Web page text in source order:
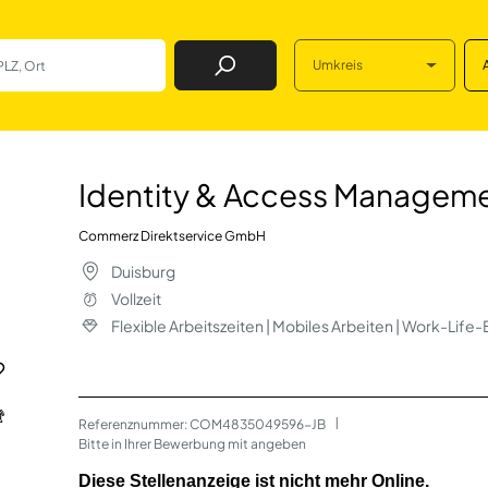
Job Finden Umkreis
Management
Identity & Access
Commerz Direktservice GmbH
Duisburg
Vollzeit
Flexible Arbeitszeiten | Mobiles Arbeiten | Work-Life-
Referenznummer: COM4835049596-JB
Bitte in Ihrer Bewerbung mit angeben